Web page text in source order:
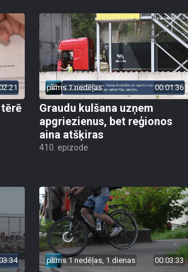
tērē
pirms 1 nedēļas 00:01:36
Graudu kulšana uzņem
apgriezienus, bet reģionos
aina atšķiras
410. epizode
pirms 1 nedēļas, 1 dienas 00:03:33